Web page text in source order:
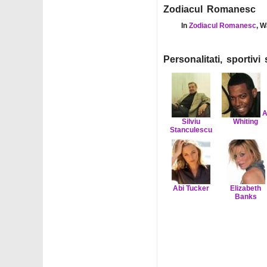
Zodiacul Romanesc
In Zodiacul Romanesc,
Personalitati,
Silviu
Stanculescu
Whiting
Abi Tucker
Elizabeth
Banks